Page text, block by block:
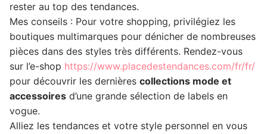
rester au top des tendances.
Mes conseils : Pour votre shopping, privilégiez les
boutiques multimarques pour dénicher de nombreuses
pièces dans des styles très différents. Rendez-vous
sur l’e-shop https://www.placedestendances.com/fr/fr/
pour découvrir les dernières collections mode et
accessoires d’une grande sélection de labels en
vogue.
Alliez les tendances et votre style personnel en vous